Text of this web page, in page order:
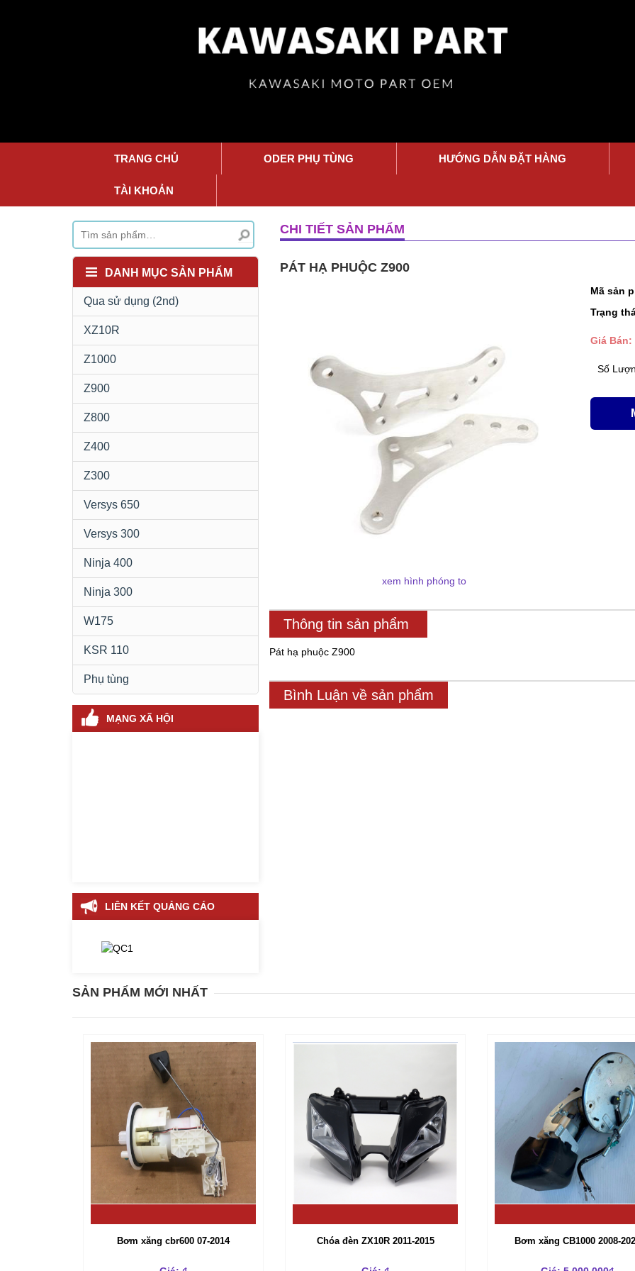
TRANG CHỦ ODER PHỤ TÙNG HƯỚNG DẪN ĐẶT HÀNG
TÀI KHOẢN
CHI TIẾT SẢN PHẨM
PÁT HẠ PHUỘC Z900
xem hình phóng to
Mã sản
Trạng
Giá Bán:
Số
Thông tin sản phẩm
Pát hạ phuộc Z900
Bình Luận về sản phẩm
DANH MỤC SẢN PHẨM
Qua sử dụng (2nd)
XZ10R
Z1000
Z900
Z800
Z400
Z300
Versys 650
Versys 300
Ninja 400
Ninja 300
W175
KSR 110
Phụ tùng
MẠNG XÃ HỘI
LIÊN KẾT QUẢNG CÁO
SẢN PHẨM MỚI NHẤT
Bơm xăng cbr600 07-2014 Chóa đèn ZX10R 2011-2015 Bơm xăng CB1000 2008-